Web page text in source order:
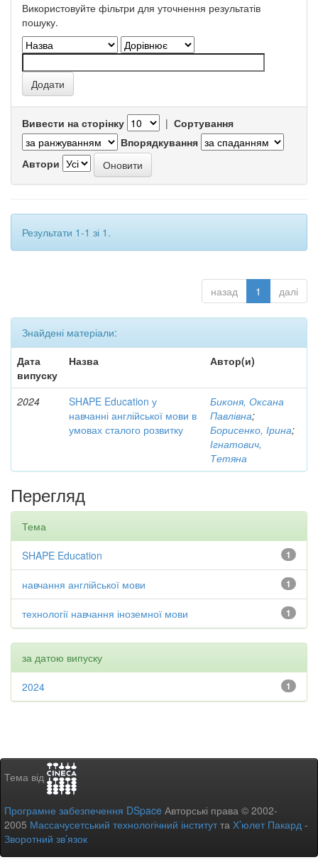
Використовуйте фільтри для уточнення результатів
пошуку.
Вивести на сторінку | Сортування
Впорядкування
Автори
Результати 1-1 зі 1.
назад 1 далі
Знайдені матеріали:
Дата
випуску
Назва Автор(и)
2024
SHAPE Education у
навчанні англійської мови в
умовах сталого розвитку
Биконя, Оксана
Павлівна;
Борисенко, Ірина;
Ігнатович,
Тетяна
Перегляд
Тема
1
SHAPE Education
1
навчання англійської мови
1
технології навчання іноземної мови
за датою випуску
1
2024
Тема від
Програмне забезпечення DSpace Авторські права © 2002-
2005 Массачусетський технологічний інститутта Х’юлет Пакард -
Зворотний зв’язок